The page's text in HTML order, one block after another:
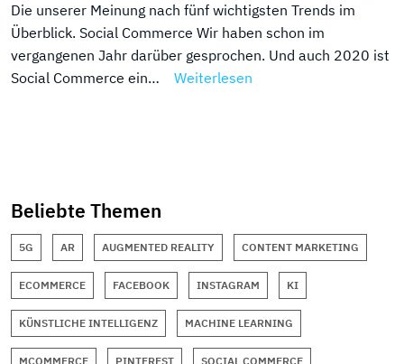
Die unserer Meinung nach fünf wichtigsten Trends im
Überblick. Social Commerce Wir haben schon im
vergangenen Jahr darüber gesprochen. Und auch 2020 ist
Social Commerce ein…
Weiterlesen
Beliebte Themen
5G AR AUGMENTED REALITY CONTENT MARKETING
ECOMMERCE FACEBOOK INSTAGRAM KI
KÜNSTLICHE INTELLIGENZ MACHINE LEARNING
MCOMMERCE PINTEREST SOCIAL COMMERCE